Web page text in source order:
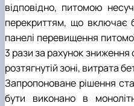
відповідно, питомою
перекриттям, що включає
панелі перевищення
3 рази за рахунок
розтягнутій зоні, витрата
Запропоноване рішення
бути виконано в